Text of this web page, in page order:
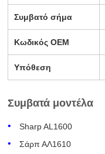
Συμβατό σήμα
Κωδικός OEM
Υπόθεση
Συμβατά μοντέλα
Sharp AL1600
Σάρπ ΑΛ1610